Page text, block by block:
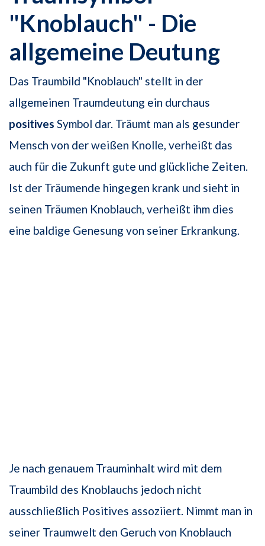
"Knoblauch" - Die
allgemeine Deutung
Das Traumbild "Knoblauch" stellt in der
allgemeinen Traumdeutung ein durchaus
positives Symbol dar. Träumt man als gesunder
Mensch von der weißen Knolle, verheißt das
auch für die Zukunft gute und glückliche Zeiten.
Ist der Träumende hingegen krank und sieht in
seinen Träumen Knoblauch, verheißt ihm dies
eine baldige Genesung von seiner Erkrankung.
Je nach genauem Trauminhalt wird mit dem
Traumbild des Knoblauchs jedoch nicht
ausschließlich Positives assoziiert. Nimmt man in
seiner Traumwelt den Geruch von Knoblauch